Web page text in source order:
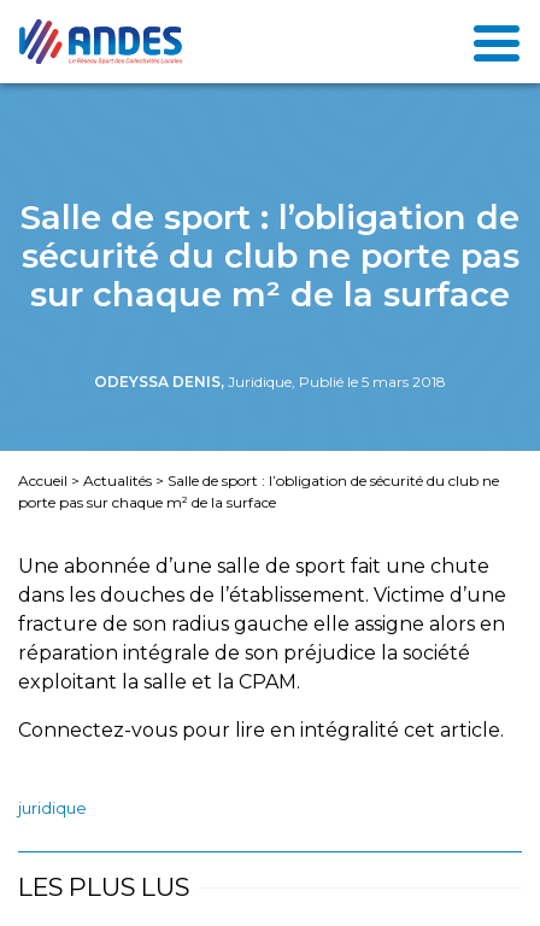
Salle de sport : l’obligation de
sécurité du club ne porte pas
sur chaque m² de la surface
ODEYSSA DENIS, Juridique, Publié le 5 mars 2018
Accueil > Actualités > Salle de sport : l’obligation de sécurité du club ne
porte pas sur chaque m² de la surface
Une abonnée d’une salle de sport fait une chute
dans les douches de l’établissement. Victime d’une
fracture de son radius gauche elle assigne alors en
réparation intégrale de son préjudice la société
exploitant la salle et la CPAM.
Connectez-vous pour lire en intégralité cet article.
juridique
LES PLUS LUS